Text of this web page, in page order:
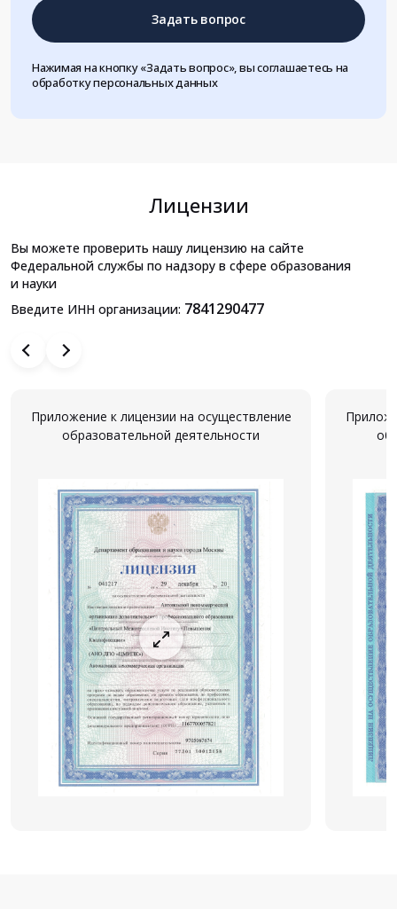
Задать вопрос
Нажимая на кнопку «Задать вопрос», вы соглашаетесь на
обработку персональных данных
Лицензии
Вы можете проверить нашу лицензию на сайте
Федеральной службы по надзору в сфере образования
и науки
Введите ИНН организации: 7841290477
Приложение к лицензии на осуществление
образовательной деятельности